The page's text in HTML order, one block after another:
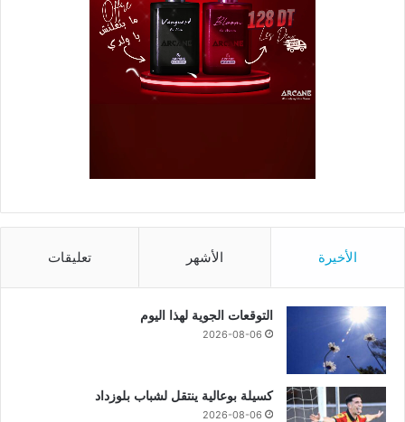
الأخيرة الأشهر تعليقات
التوقعات الجوية لهذا اليوم
2026-08-06
كسيلة بوعالية ينتقل لشباب بلوزداد
2026-08-06